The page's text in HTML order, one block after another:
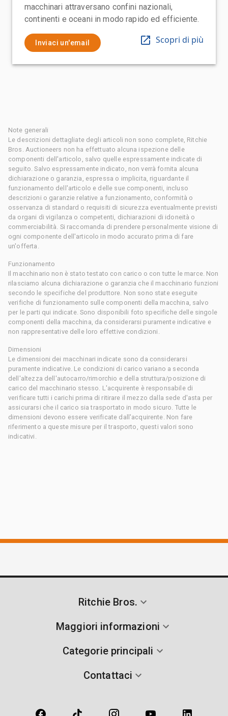
macchinari attraversano confini nazionali,
continenti e oceani in modo rapido ed efficiente.
Inviaci un'email Scopri di più
Note generali
Le descrizioni dettagliate degli articoli non sono complete, Ritchie
Bros. Auctioneers non ha effettuato alcuna ispezione delle
componenti dell'articolo, salvo quelle espressamente indicate di
seguito. Salvo espressamente indicato, non verrà fornita alcuna
dichiarazione o garanzia, espressa o implicita, riguardante il
funzionamento dell'articolo e delle sue componenti, incluso
descrizioni o garanzie relative a funzionamento, conformità o
osservanza di standard o requisiti di sicurezza eventualmente previsti
da organi di vigilanza o competenti, dichiarazioni di idoneità o
commerciabilità. Si raccomanda di prendere personalmente visione di
ogni componente dell'articolo in modo accurato prima di fare
un'offerta.
Funzionamento
Il macchinario non è stato testato con carico o con tutte le marce. Non
rilasciamo alcuna dichiarazione o garanzia che il macchinario funzioni
secondo le specifiche del produttore. Non sono state eseguite
verifiche di funzionamento sulle componenti della macchina, salvo
per le parti qui indicate. Sono disponibili foto specifiche delle singole
componenti della macchina, da considerarsi puramente indicative e
non rappresentative delle loro effettive condizioni.
Dimensioni
Le dimensioni dei macchinari indicate sono da considerarsi
puramente indicative. Le condizioni di carico variano a seconda
dell'altezza dell'autocarro/rimorchio e della struttura/posizione di
carico del macchinario stesso. L'acquirente è responsabile di
verificare tutti i carichi prima di ritirare il mezzo dalla sede d'asta per
assicurarsi che il carico sia trasportato in modo sicuro. Tutte le
dimensioni devono essere verificate dall'acquirente. Non fare
riferimento a queste misure per il trasporto, questi valori sono
indicativi.
Ritchie Bros.
Maggiori informazioni
Categorie principali
Contattaci